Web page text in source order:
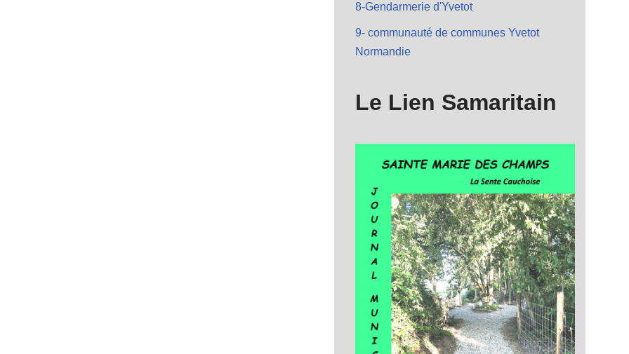
8-Gendarmerie d'Yvetot
9- communauté de communes Yvetot
Normandie
Le Lien Samaritain